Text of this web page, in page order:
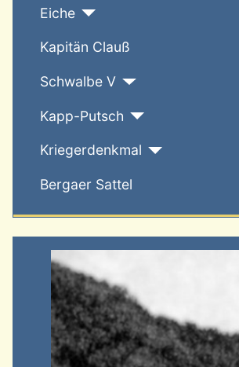
Eiche
Kapitän Clauß
Schwalbe V
Kapp-Putsch
Kriegerdenkmal
Bergaer Sattel